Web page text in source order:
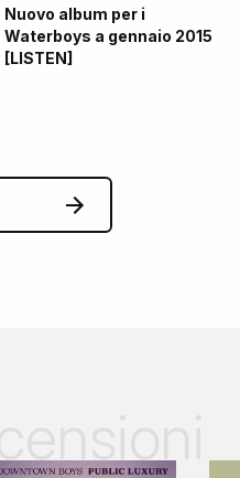
Nuovo album per i
Waterboys a gennaio 2015
[LISTEN]